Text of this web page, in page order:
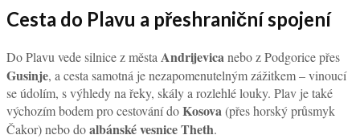
Cesta do Plavu a přeshraniční spojení
Do Plavu vede silnice z města Andrijevicanebo z Podgorice přes
Gusinje, a cesta samotná je nezapomenutelným zážitkem – vinoucí
se údolím, s výhledy na řeky, skály a rozlehlé louky. Plav je také
výchozím bodem pro cestování doKosova(přes horský průsmyk
Čakor) nebo doalbánské vesnice Theth.